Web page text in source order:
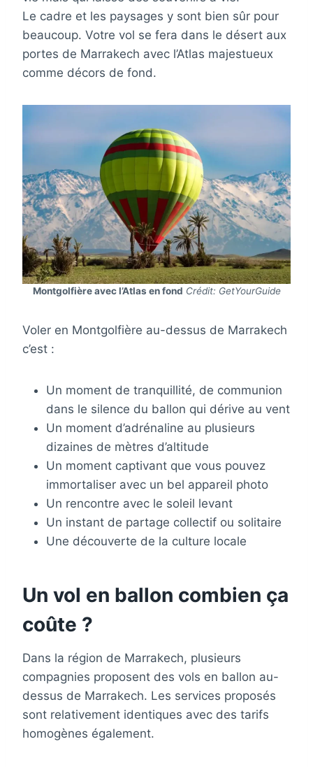
Le cadre et les paysages y sont bien sûr pour
beaucoup. Votre vol se fera dans le désert aux
portes de Marrakech avec l’Atlas majestueux
comme décors de fond.
Montgolfière avec l’Atlas en fond Crédit: GetYourGuide
Voler en Montgolfière au-dessus de Marrakech
c’est :
Un moment de tranquillité, de communion
dans le silence du ballon qui dérive au vent
Un moment d’adrénaline au plusieurs
dizaines de mètres d’altitude
Un moment captivant que vous pouvez
immortaliser avec un bel appareil photo
Un rencontre avec le soleil levant
Un instant de partage collectif ou solitaire
Une découverte de la culture locale
Un vol en ballon combien ça
coûte ?
Dans la région de Marrakech, plusieurs
compagnies proposent des vols en ballon au-
dessus de Marrakech. Les services proposés
sont relativement identiques avec des tarifs
homogènes également.